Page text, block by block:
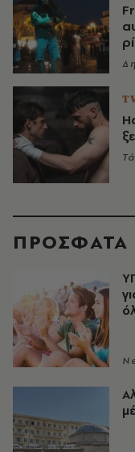
ΠΡΟΣΦΑΤΑ